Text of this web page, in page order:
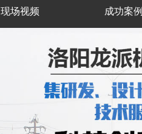
现场视频 成功案例